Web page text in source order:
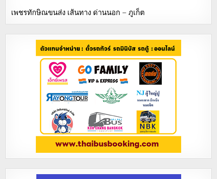
เพชรทักษิณขนส่ง เส้นทาง ด่านนอก – ภูเก็ต